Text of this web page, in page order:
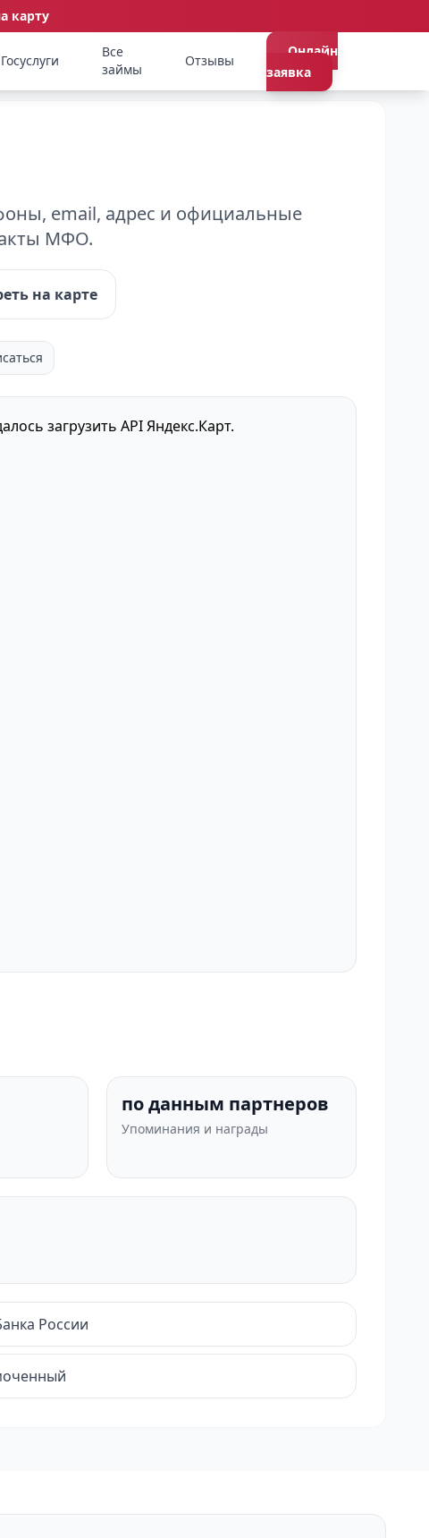
карту
Госуслуги
Все
займы
Отзывы
Онлайн
заявка
email, адрес и официальные
МФО.
на карте
загрузить API Яндекс.Карт.
по данным партнеров
Упоминания и награды
России